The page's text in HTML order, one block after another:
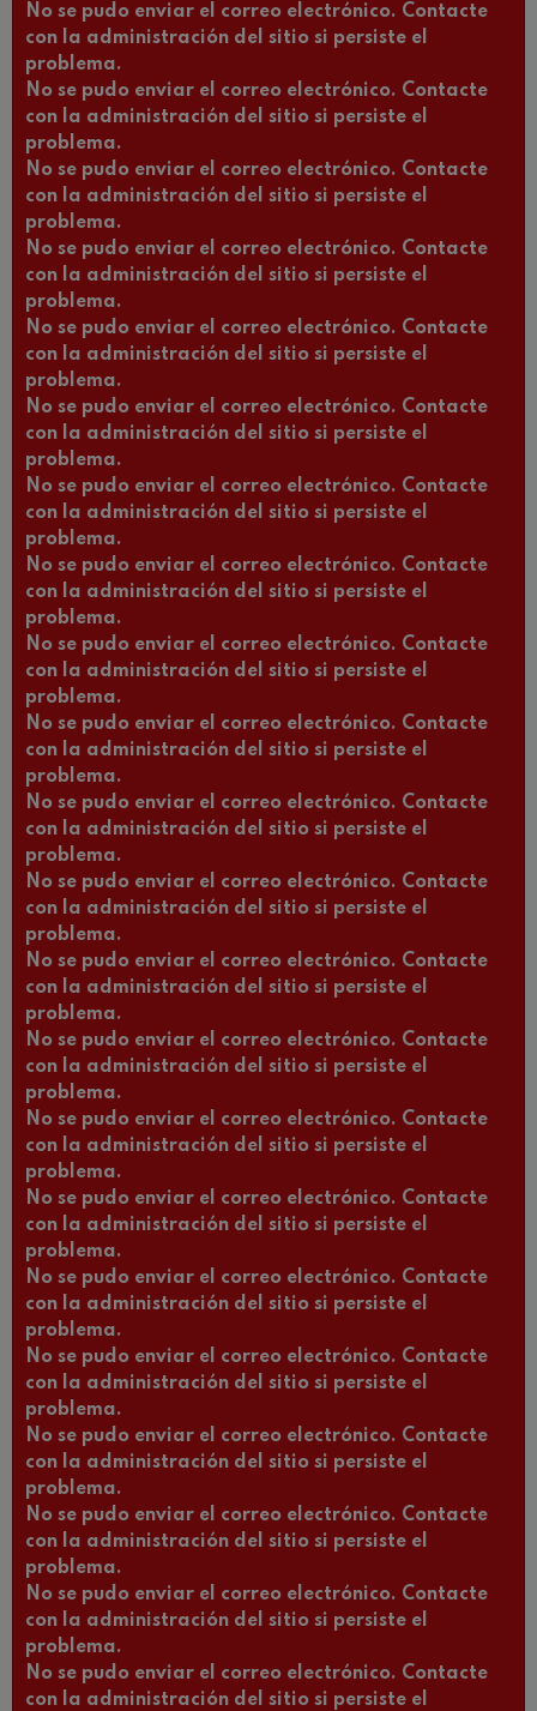
No se pudo enviar el correo electrónico. Contacte
con la administración del sitio si persiste el
problema.
No se pudo enviar el correo electrónico. Contacte
con la administración del sitio si persiste el
problema.
No se pudo enviar el correo electrónico. Contacte
con la administración del sitio si persiste el
problema.
No se pudo enviar el correo electrónico. Contacte
con la administración del sitio si persiste el
problema.
No se pudo enviar el correo electrónico. Contacte
con la administración del sitio si persiste el
problema.
No se pudo enviar el correo electrónico. Contacte
con la administración del sitio si persiste el
problema.
No se pudo enviar el correo electrónico. Contacte
con la administración del sitio si persiste el
problema.
No se pudo enviar el correo electrónico. Contacte
con la administración del sitio si persiste el
problema.
No se pudo enviar el correo electrónico. Contacte
con la administración del sitio si persiste el
problema.
No se pudo enviar el correo electrónico. Contacte
con la administración del sitio si persiste el
problema.
No se pudo enviar el correo electrónico. Contacte
con la administración del sitio si persiste el
problema.
No se pudo enviar el correo electrónico. Contacte
con la administración del sitio si persiste el
problema.
No se pudo enviar el correo electrónico. Contacte
con la administración del sitio si persiste el
problema.
No se pudo enviar el correo electrónico. Contacte
con la administración del sitio si persiste el
problema.
No se pudo enviar el correo electrónico. Contacte
con la administración del sitio si persiste el
problema.
No se pudo enviar el correo electrónico. Contacte
con la administración del sitio si persiste el
problema.
No se pudo enviar el correo electrónico. Contacte
con la administración del sitio si persiste el
problema.
No se pudo enviar el correo electrónico. Contacte
con la administración del sitio si persiste el
problema.
No se pudo enviar el correo electrónico. Contacte
con la administración del sitio si persiste el
problema.
No se pudo enviar el correo electrónico. Contacte
con la administración del sitio si persiste el
problema.
No se pudo enviar el correo electrónico. Contacte
con la administración del sitio si persiste el
problema.
No se pudo enviar el correo electrónico. Contacte
con la administración del sitio si persiste el